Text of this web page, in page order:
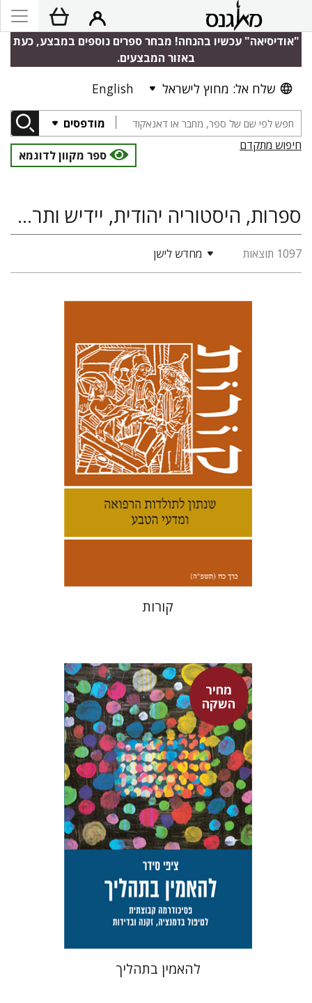
"אודיסיאה" עכשיו בהנחה! מבחר ספרים נוספים במבצע, כעת
באזור המבצעים.
שלח אל: מחוץ לישראל English
מודפסים
חיפוש מתקדם
ספר מקוון לדוגמא
ספרות, היסטוריה יהודית, יידיש ותרבותה, חינוך
1097 תוצאות מחדש לישן
קנת קולינס
הנחת אתר ספר מודפס
$42
$38
קורות
מחיר
השקה
ציפי סידר
טלי סידר
מחיר השקה
$42
$29
להאמין בתהליך